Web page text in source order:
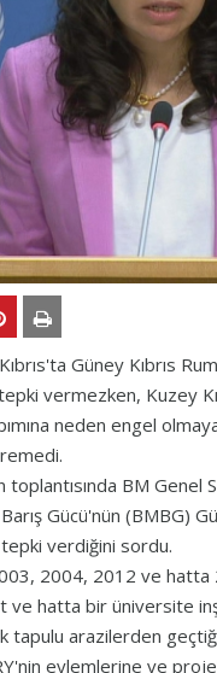
Güney Kıbrıs
vermezken, Kuzey
neden engel
toplantısında BM Genel
Gücü'nün (BMBG)
verdiğini sordu.
2004, 2012 ve
ve hatta bir üniversite
tapulu arazilerden
eylemlerine ve